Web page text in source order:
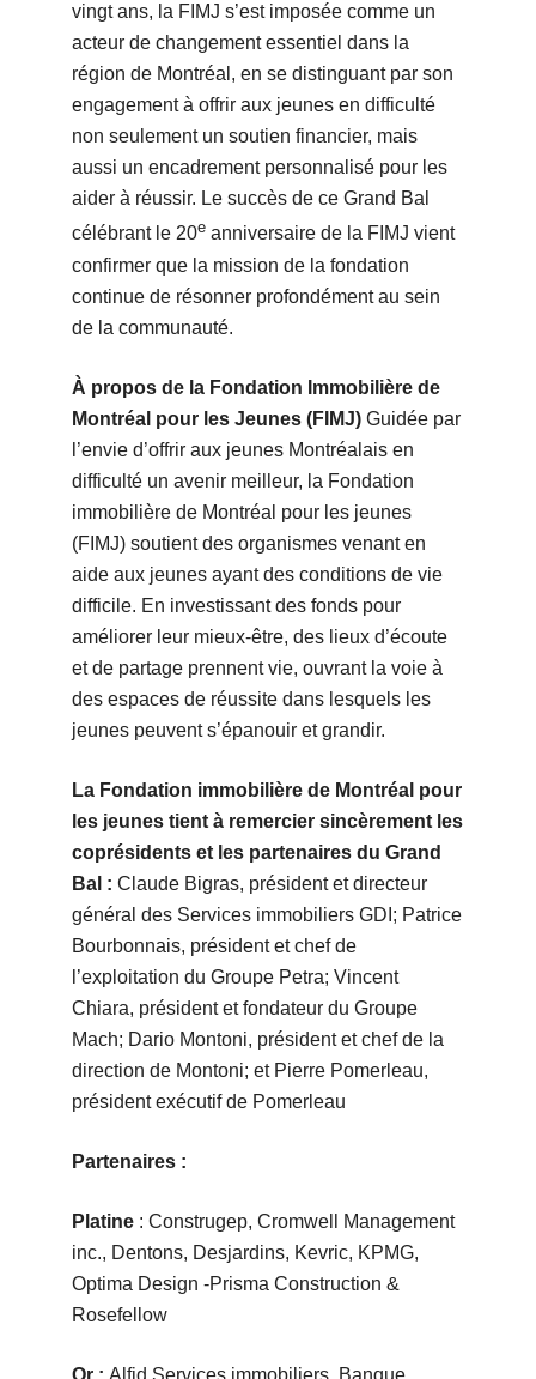
vingt ans, la FIMJ s’est imposée comme un
acteur de changement essentiel dans la
région de Montréal, en se distinguant par son
engagement à offrir aux jeunes en difficulté
non seulement un soutien financier, mais
aussi un encadrement personnalisé pour les
aider à réussir. Le succès de ce Grand Bal
célébrant le 20eanniversaire de la FIMJ vient
confirmer que la mission de la fondation
continue de résonner profondément au sein
de la communauté.
À propos de la Fondation Immobilière de
Montréal pour les Jeunes (FIMJ) Guidée par
l’envie d’offrir aux jeunes Montréalais en
difficulté un avenir meilleur, la Fondation
immobilière de Montréal pour les jeunes
(FIMJ) soutient des organismes venant en
aide aux jeunes ayant des conditions de vie
difficile. En investissant des fonds pour
améliorer leur mieux-être, des lieux d’écoute
et de partage prennent vie, ouvrant la voie à
des espaces de réussite dans lesquels les
jeunes peuvent s’épanouir et grandir.
La Fondation immobilière de Montréal pour
les jeunes tient à remercier sincèrement les
coprésidents et les partenaires du Grand
Bal : Claude Bigras, président et directeur
général des Services immobiliers GDI; Patrice
Bourbonnais, président et chef de
l’exploitation du Groupe Petra; Vincent
Chiara, président et fondateur du Groupe
Mach; Dario Montoni, président et chef de la
direction de Montoni; et Pierre Pomerleau,
président exécutif de Pomerleau
Partenaires :
Platine: Construgep, Cromwell Management
inc., Dentons, Desjardins, Kevric, KPMG,
Optima Design -Prisma Construction &
Rosefellow
Or : Alfid Services immobiliers, Banque